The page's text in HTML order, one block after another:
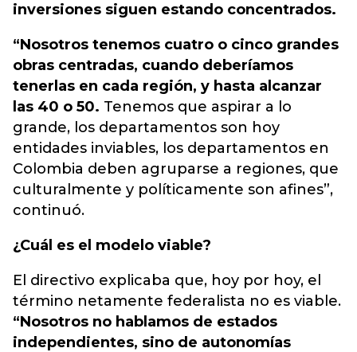
inversiones siguen estando concentrados.
“Nosotros tenemos cuatro o cinco grandes
obras centradas, cuando deberíamos
tenerlas en cada región, y hasta alcanzar
las 40 o 50. Tenemos que aspirar a lo
grande, los departamentos son hoy
entidades inviables, los departamentos en
Colombia deben agruparse a regiones, que
culturalmente y políticamente son afines”,
continuó.
¿Cuál es el modelo viable?
El directivo explicaba que, hoy por hoy, el
término netamente federalista no es viable.
“Nosotros no hablamos de estados
independientes, sino de autonomías